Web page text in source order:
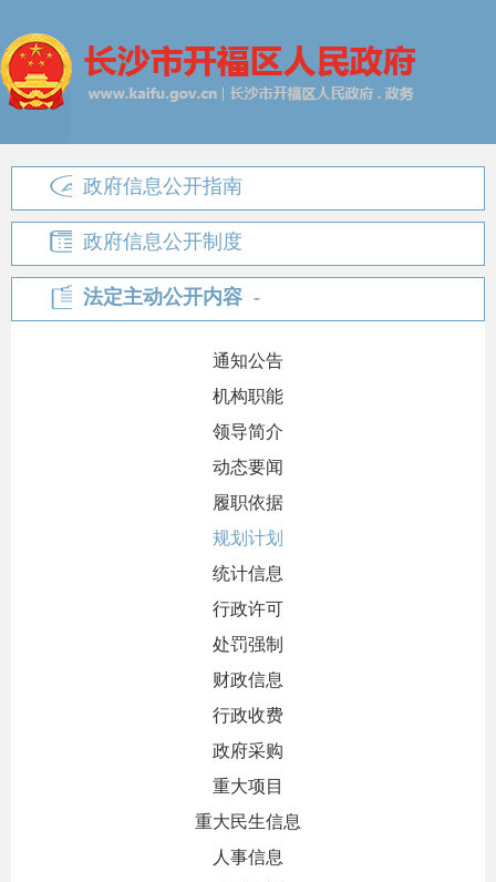
政府信息公开指南
政府信息公开制度
法定主动公开内容
通知公告
机构职能
领导简介
动态要闻
履职依据
规划计划
统计信息
行政许可
处罚强制
财政信息
行政收费
政府采购
重大项目
重大民生信息
人事信息